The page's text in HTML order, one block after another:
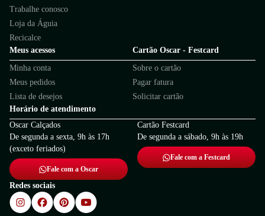
Trabalhe conosco
Loja da Águia
Recicalce
Meus acessos
Minha conta
Meus pedidos
Lista de desejos
Cartão Oscar - Festcard
Sobre o cartão
Pagar fatura
Solicitar cartão
Horário de atendimento
Oscar Calçados
De segunda a sexta, 9h às 17h
(exceto feriados)
Fale com a Oscar
Cartão Festcard
De segunda a sábado, 9h às 19h
Fale com a Festcard
Redes sociais